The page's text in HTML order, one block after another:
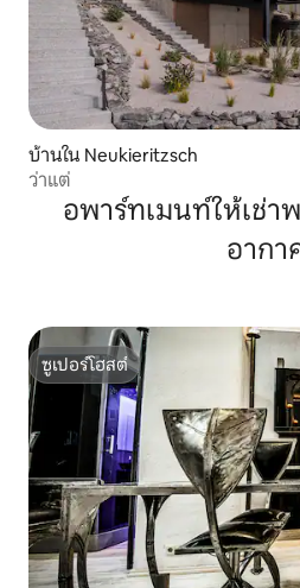
บ้านใน Neukieritzsch
ว่าแต่
อพาร์ทเมนท์ให้เช่า
อากา
ซูเปอร์โฮสต์
ซูเปอร์โฮสต์